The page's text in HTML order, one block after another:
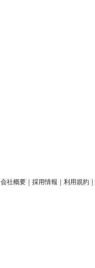
会社概要｜ 採用情報 ｜ 利用規約 ｜